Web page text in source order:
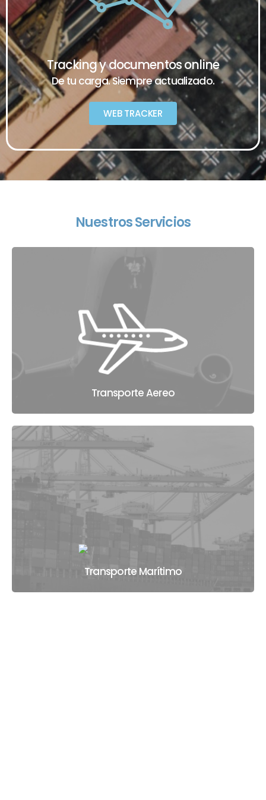
Tracking y documentos online
De tu carga. Siempre actualizado.
WEB TRACKER
Nuestros Servicios
Transporte Aereo
Transporte Marítimo